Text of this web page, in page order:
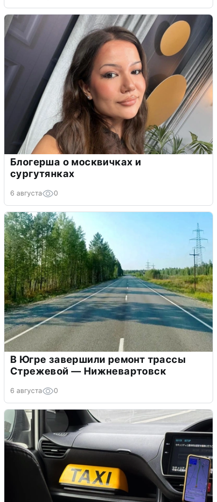
Блогерша о москвичках и
сургутянках
6 августа 0
В Югре завершили ремонт трассы
Стрежевой — Нижневартовск
6 августа 0